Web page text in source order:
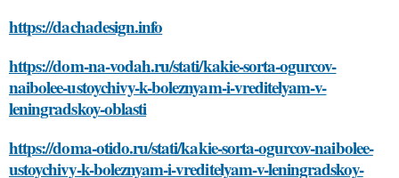
https://dachadesign.info
https://dom-na-vodah.ru/stati/kakie-sorta-ogurcov-
naibolee-ustoychivy-k-boleznyam-i-vreditelyam-v-
leningradskoy-oblasti
https://doma-otido.ru/stati/kakie-sorta-ogurcov-naibolee-
ustoychivy-k-boleznyam-i-vreditelyam-v-leningradskoy-